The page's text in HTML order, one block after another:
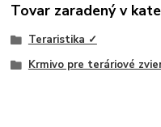
Tovar zaradený v
Teraristika ✓
Krmivo pre teráriové